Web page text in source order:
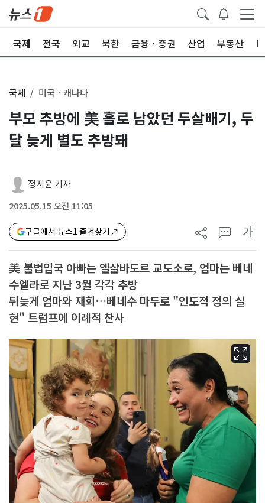
국제 전국 외교 북한 금융ㆍ증권 산업 부동산
국제 미국ㆍ캐나다
부모 추방에 美 홀로 남았던 두살배기, 두
달 늦게 별도 추방돼
정지윤 기자
2025.05.15 오전 11:05
구글에서 뉴스1 즐겨찾기 가
美 불법입국 아빠는 엘살바도르 교도소로, 엄마는 베네
수엘라로 지난 3월 각각 추방
뒤늦게 엄마와 재회…베네수 마두로 "인도적 정의 실
현" 트럼프에 이례적 찬사